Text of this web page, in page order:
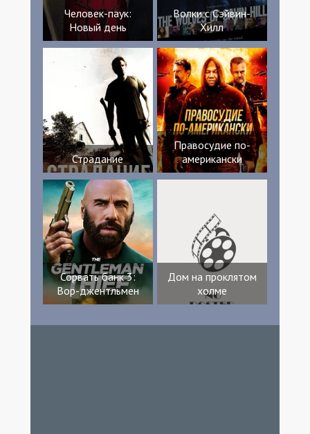
Человек-паук:
Новый день
Волки с Сэйвин-
Хилл
Страдание
Правосудие по-
американски
Сорвать банк 3:
Вор-джентльмен
Дом на проклятом
холме